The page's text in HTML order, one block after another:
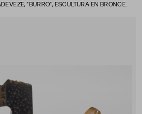
"BURRO", ESCULTURA EN BRONCE.